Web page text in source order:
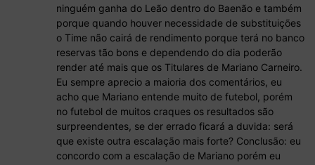
ninguém ganha do Leão dentro do Baenão e também
porque quando houver necessidade de substituições
o Time não cairá de rendimento porque terá no banco
reservas tão bons e dependendo do dia poderão
render até mais que os Titulares de Mariano Carneiro.
Eu sempre aprecio a maioria dos comentários, eu
acho que Mariano entende muito de futebol, porém
no futebol de muitos craques os resultados são
surpreendentes, se der errado ficará a duvida: será
que existe outra escalação mais forte? Conclusão: eu
concordo com a escalação de Mariano porém eu